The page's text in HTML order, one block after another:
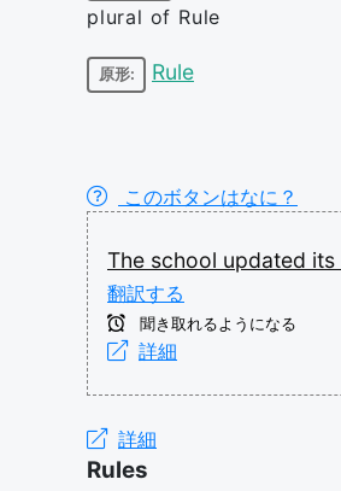
plural of Rule
原形: Rule
このボタンはなに？
The school updated its
翻訳する
聞き取れるようになる
詳細
詳細
Rules